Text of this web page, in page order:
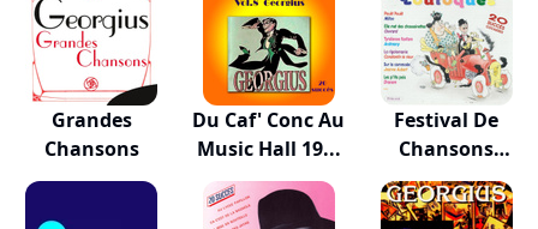
Grandes
Chansons
Du Caf' Conc Au
Music Hall 19...
Festival De
Chansons
Loufoques